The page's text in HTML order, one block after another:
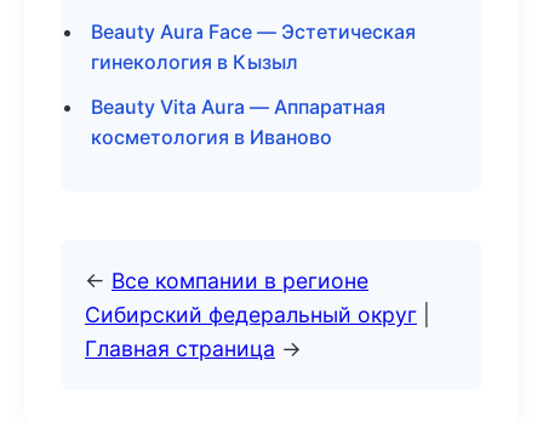
Beauty Aura Face — Эстетическая
гинекология в Кызыл
Beauty Vita Aura — Аппаратная
косметология в Иваново
← Все компании в регионе
Сибирский федеральный округ
Главная страница →